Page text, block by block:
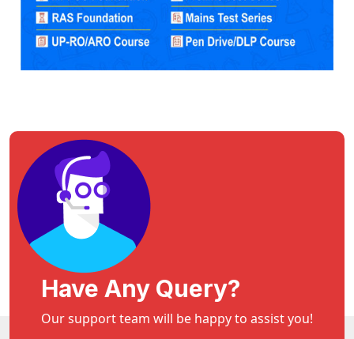
Have Any Query?
Our support team will be happy to assist you!